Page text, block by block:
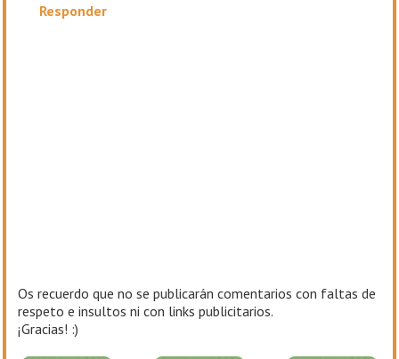
Responder
Os recuerdo que no se publicarán comentarios con faltas de
respeto e insultos ni con links publicitarios.
¡Gracias! :)